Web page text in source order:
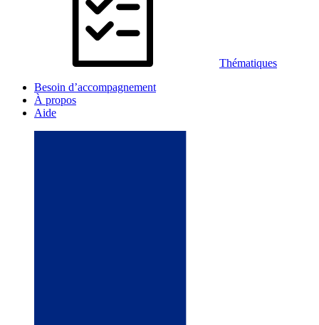
Thématiques
Besoin d’accompagnement
À propos
Aide